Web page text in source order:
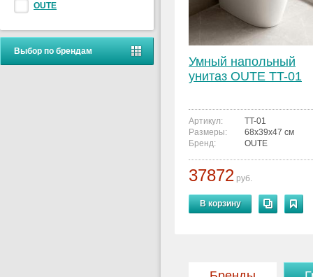
OUTE
Выбор по брендам
Умный напольный
унитаз OUTE TT-01
Артикул:
TT-01
Размеры:
68x39x47 см
Бренд:
OUTE
37872 руб.
В корзину